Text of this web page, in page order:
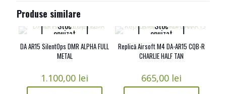
Produse similare
Stoc
epuizat
DA AR15 SilentOps DMR ALPHA FULL
METAL
1.100,00 lei
Stoc
epuizat
Replică Airsoft M4 DA-AR15 CQB-R
CHARLIE HALF TAN
665,00 lei